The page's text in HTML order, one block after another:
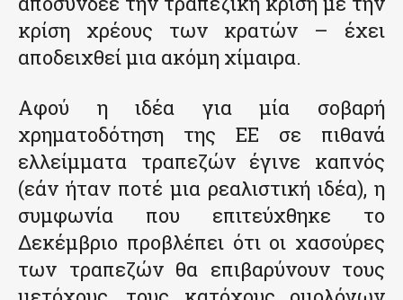
κρίση χρέους των κρατών – έχει
αποδειχθεί μια ακόμη χίμαιρα.
Αφού η ιδέα για μία σοβαρή
χρηματοδότηση της ΕΕ σε πιθανά
ελλείμματα τραπεζών έγινε καπνός
(εάν ήταν ποτέ μια ρεαλιστική ιδέα), η
συμφωνία που επιτεύχθηκε το
Δεκέμβριο προβλέπει ότι οι χασούρες
των τραπεζών θα επιβαρύνουν τους